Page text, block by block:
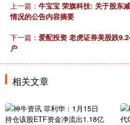
上一篇： 牛宝宝 荣旗科技: 关于股东
情况的公告内容摘要
下一篇： 爱配投资 老虎证券美股跌
户
相关文章